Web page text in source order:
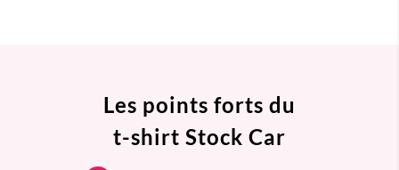
Les points forts du
t-shirt Stock Car